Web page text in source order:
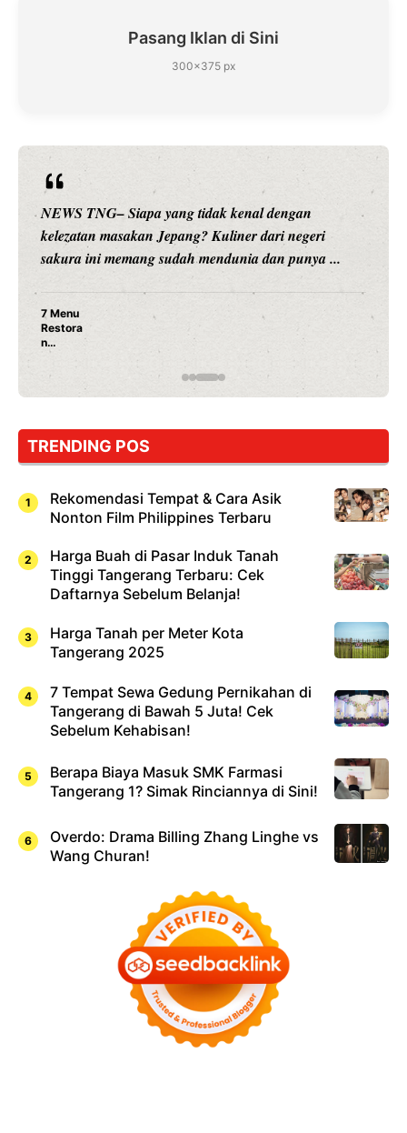
Pasang Iklan di Sini
300×375 px
NEWS TNG– Siapa sangka, dua nama besar di dunia
hiburan, Nunung Srimulat dan Vicky Prasetyo, kini
merambah dunia kuliner dengan ...
Nunung Srimulat & Vicky Prasetyo Buka Restoran
Rahasia Mami Bikin Nagih!
TRENDING POS
Rekomendasi Tempat & Cara Asik
Nonton Film Philippines Terbaru
Harga Buah di Pasar Induk Tanah
Tinggi Tangerang Terbaru: Cek
Daftarnya Sebelum Belanja!
Harga Tanah per Meter Kota
Tangerang 2025
7 Tempat Sewa Gedung Pernikahan di
Tangerang di Bawah 5 Juta! Cek
Sebelum Kehabisan!
Berapa Biaya Masuk SMK Farmasi
Tangerang 1? Simak Rinciannya di Sini!
Overdo: Drama Billing Zhang Linghe vs
Wang Churan!